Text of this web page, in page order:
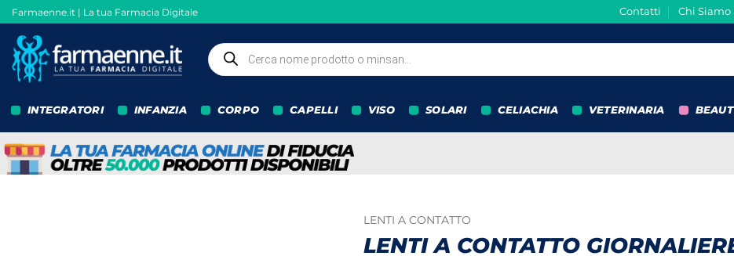
Salta
ai
contenuti
Farmaenne.it | La tua Farmacia Digitale Contatti Chi Siamo
Ricerca
prodotti
INTEGRATORI INFANZIA CORPO CAPELLI VISO SOLARI CELIACHIA VETERINARIA
LENTI A CONTATTO
LENTI A CONTATTO